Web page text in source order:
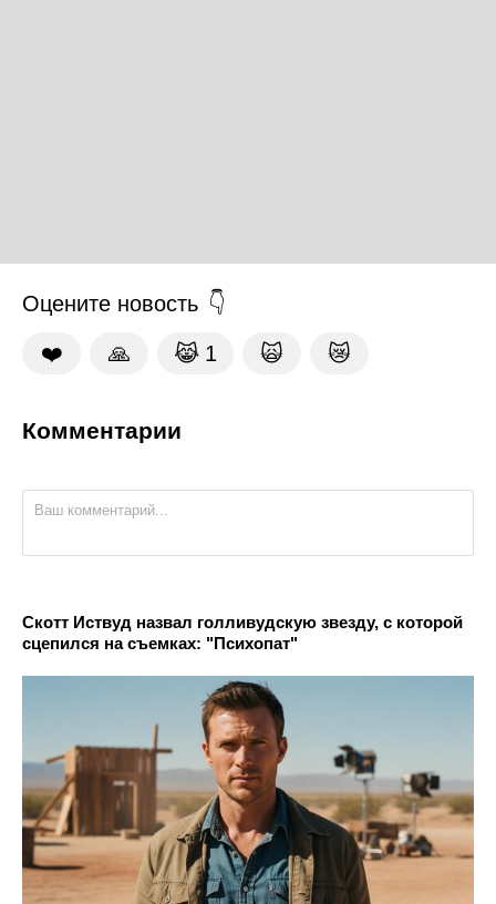
Оцените новость
❤️ 🙏 😹 1 🙀 😿
Комментарии
Скотт Иствуд назвал голливудскую звезду, с которой
сцепился на съемках: "Психопат"